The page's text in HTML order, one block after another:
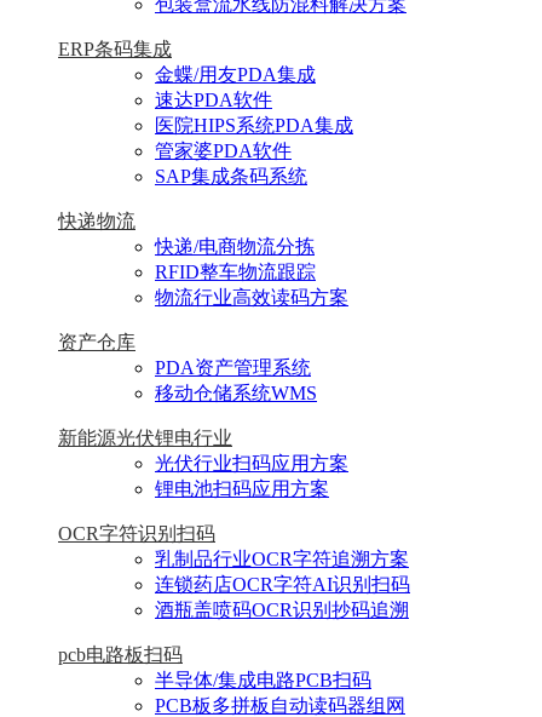
ERP条码集成
金蝶/用友PDA集成
速达PDA软件
医院HIPS系统PDA集成
管家婆PDA软件
SAP集成条码系统
快递物流
快递/电商物流分拣
RFID整车物流跟踪
物流行业高效读码方案
资产仓库
PDA资产管理系统
移动仓储系统WMS
新能源光伏锂电行业
光伏行业扫码应用方案
锂电池扫码应用方案
OCR字符识别扫码
乳制品行业OCR字符追溯方案
连锁药店OCR字符AI识别扫码
酒瓶盖喷码OCR识别抄码追溯
pcb电路板扫码
半导体/集成电路PCB扫码
PCB板多拼板自动读码器组网